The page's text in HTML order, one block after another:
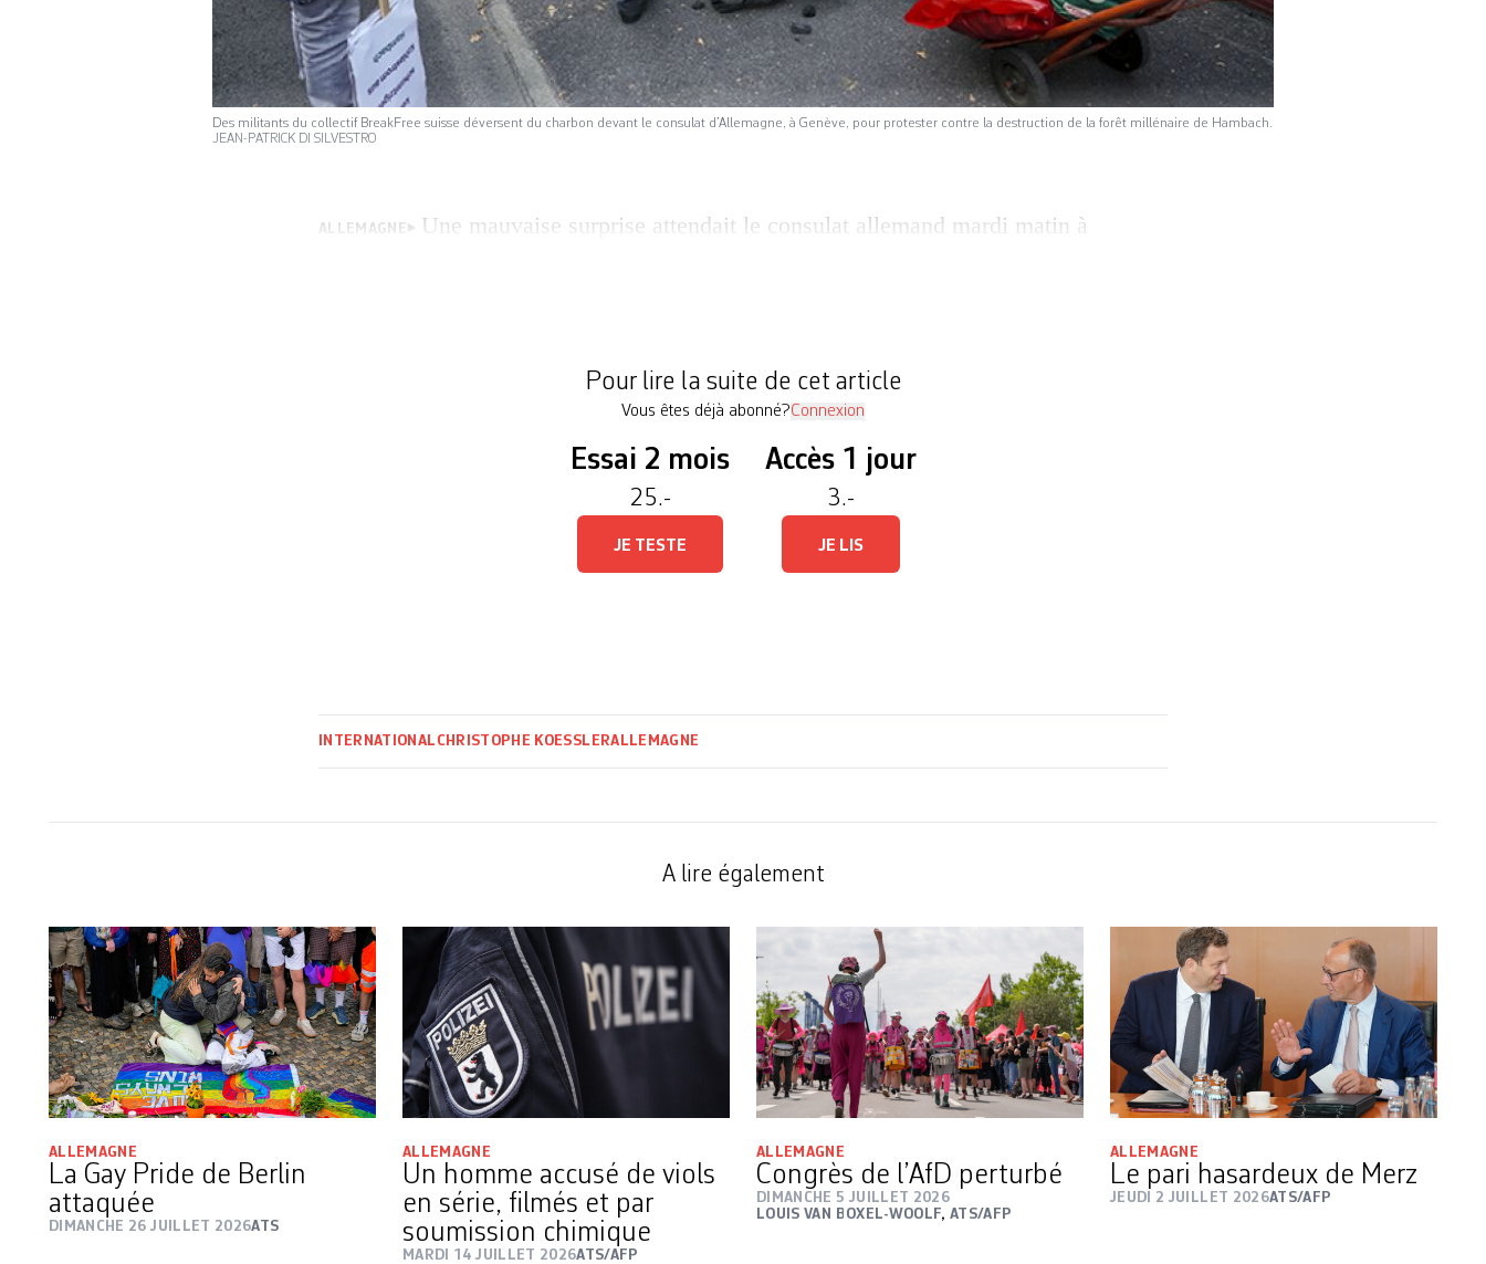
Des militants du collectif BreakFree suisse déversent du charbon devant le consulat d’Allemagne, à Genève, pour protester contre la destruction de la forêt millénaire de Hambach.
JEAN-PATRICK DI SILVESTRO
ALLEMAGNE
Une mauvaise surprise attendait le consulat allemand mardi matin à
Pour lire la suite de cet article
Vous êtes déjà abonné?Connexion
Essai 2 mois
25.-
JE TESTE
Accès 1 jour
3.-
JE LIS
INTERNATIONAL CHRISTOPHE KOESSLERALLEMAGNE
A lire également
ALLEMAGNE
La Gay Pride de Berlin
attaquée
DIMANCHE 26 JUILLET 2026ATS
ALLEMAGNE
Un homme accusé de viols
en série, filmés et par
soumission chimique
MARDI 14 JUILLET 2026ATS/AFP
ALLEMAGNE
Congrès de l’AfD perturbé
DIMANCHE 5 JUILLET 2026
LOUIS VAN BOXEL-WOOLF,ATS/AFP
ALLEMAGNE
Le pari hasardeux de Merz
JEUDI 2 JUILLET 2026ATS/AFP